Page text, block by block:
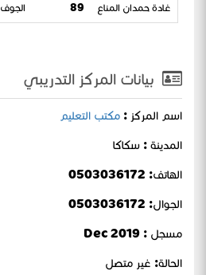
غادة حمدان المناع 89 الجوف
بيانات المركز التدريبي
اسم المركز : مكتب التعليم
المدينة : سكاكا
الهاتف: 0503036172
الجوال:
مسجل : Dec 2019
الحالة: غير متصل